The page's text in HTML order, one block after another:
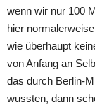
wenn wir nur 100
hier
wie überhaupt
von Anfang an
das durch Berlin-
wussten, dann